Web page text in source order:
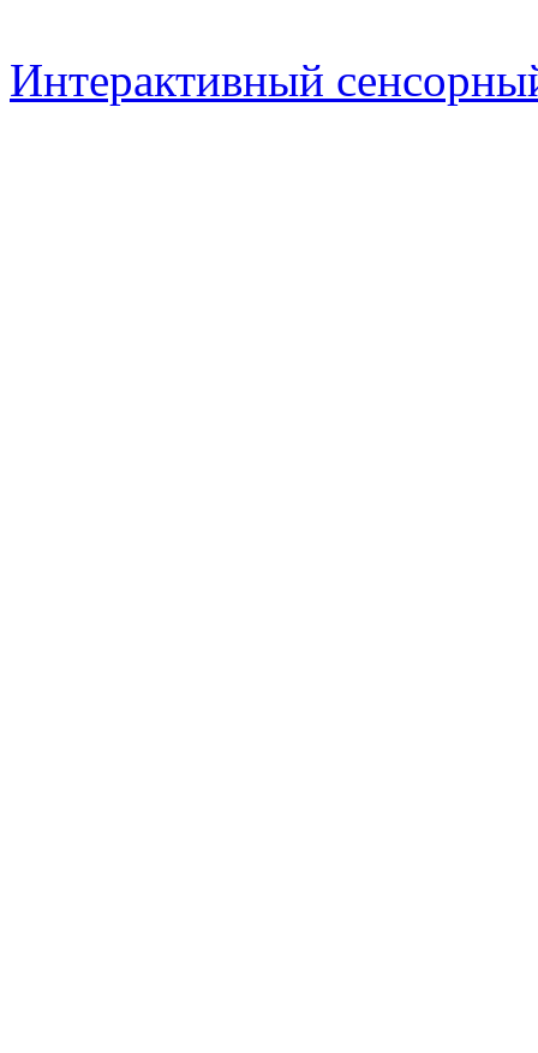
Интерактивный